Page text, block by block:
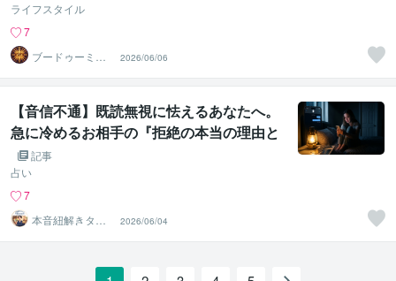
ライフスタイル
7
ブードゥーミラ
クルの愛
2026/06/06
【音信不通】既読無視に怯えるあなたへ。
急に冷めるお相手の『拒絶の本当の理由と
心理』
記事
占い
7
本音紐解きタロ
ット◆灯（とも
り）
2026/06/04